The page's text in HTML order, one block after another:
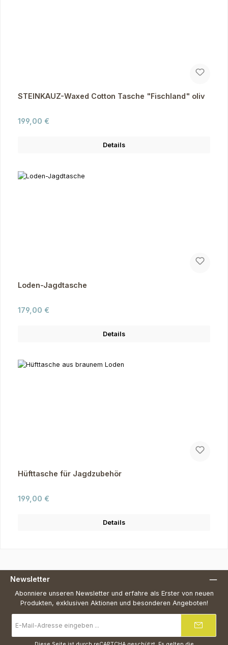
STEINKAUZ-Waxed Cotton Tasche "Fischland" oliv
Regulärer Preis:
199,00 €
Details
Loden-Jagdtasche
Regulärer Preis:
179,00 €
Details
Hüfttasche für Jagdzubehör
Regulärer Preis:
199,00 €
Details
Newsletter
Abonniere unseren Newsletter und erfahre als Erster von neuen
Produkten, exklusiven Aktionen und besonderen Angeboten!
Mail-
Adresse